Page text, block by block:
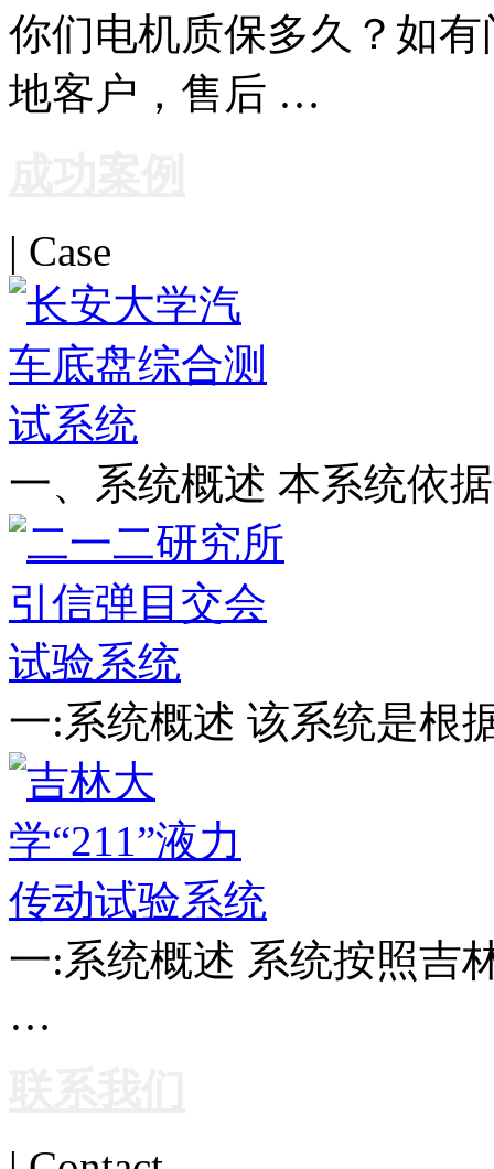
你们电机质保多久？如
地客户，售后 …
| Case
一、系统概述 本系统依
一:系统概述 该系统是根
一:系统概述 系统按照吉
…